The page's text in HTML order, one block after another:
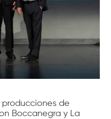
producciones de
Boccanegra y La